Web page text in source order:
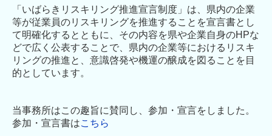
「いばらきリスキリング推進宣言制度」は、県内の企業
等が従業員のリスキリングを推進することを宣言書とし
て明確化するとともに、その内容を県や企業自身のHPな
どで広く公表することで、県内の企業等におけるリスキ
リングの推進と、意識啓発や機運の醸成を図ることを目
的としています。
当事務所はこの趣旨に賛同し、参加・宣言をしました。
参加・宣言書はこちら